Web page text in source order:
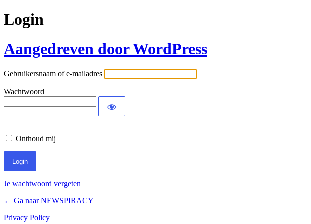
Login
Aangedreven door WordPress
Gebruikersnaam of e-mailadres
Wachtwoord
Onthoud mij
Je wachtwoord vergeten
← Ga naar NEWSPIRACY
Privacy Policy